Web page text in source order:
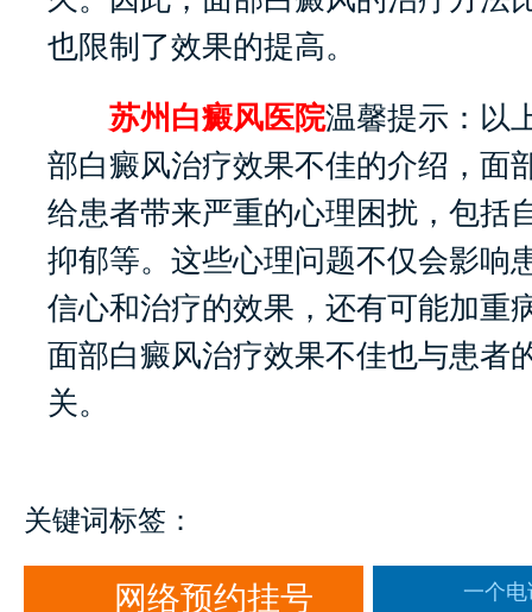
也限制了效果的提高。
苏州白癜风医院温馨提示：以
部白癜风治疗效果不佳的介绍，面
给患者带来严重的心理困扰，包括
抑郁等。这些心理问题不仅会影响
信心和治疗的效果，还有可能加重
面部白癜风治疗效果不佳也与患者
关。
关键词标签：
网络预约挂号 一个